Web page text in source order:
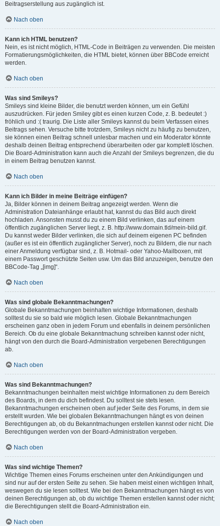
Beitragserstellung aus zugänglich ist.
Nach oben
Kann ich HTML benutzen?
Nein, es ist nicht möglich, HTML-Code in Beiträgen zu verwenden. Die meisten
Formatierungsmöglichkeiten, die HTML bietet, können über BBCode erreicht
werden.
Nach oben
Was sind Smileys?
Smileys sind kleine Bilder, die benutzt werden können, um ein Gefühl
auszudrücken. Für jeden Smiley gibt es einen kurzen Code, z. B. bedeutet :)
fröhlich und :( traurig. Die Liste aller Smileys kannst du beim Verfassen eines
Beitrags sehen. Versuche bitte trotzdem, Smileys nicht zu häufig zu benutzen,
sie können einen Beitrag schnell unlesbar machen und ein Moderator könnte
deshalb deinen Beitrag entsprechend überarbeiten oder gar komplett löschen.
Die Board-Administration kann auch die Anzahl der Smileys begrenzen, die du
in einem Beitrag benutzen kannst.
Nach oben
Kann ich Bilder in meine Beiträge einfügen?
Ja, Bilder können in deinem Beitrag angezeigt werden. Wenn die
Administration Dateianhänge erlaubt hat, kannst du das Bild auch direkt
hochladen. Ansonsten musst du zu einem Bild verlinken, das auf einem
öffentlich zugänglichen Server liegt, z. B. http://www.domain.tld/mein-bild.gif.
Du kannst weder Bilder verlinken, die sich auf deinem eigenen PC befinden
(außer es ist ein öffentlich zugänglicher Server), noch zu Bildern, die nur nach
einer Anmeldung verfügbar sind, z. B. Hotmail- oder Yahoo-Mailboxen, mit
einem Passwort geschützte Seiten usw. Um das Bild anzuzeigen, benutze den
BBCode-Tag „[img]“.
Nach oben
Was sind globale Bekanntmachungen?
Globale Bekanntmachungen beinhalten wichtige Informationen, deshalb
solltest du sie so bald wie möglich lesen. Globale Bekanntmachungen
erscheinen ganz oben in jedem Forum und ebenfalls in deinem persönlichen
Bereich. Ob du eine globale Bekanntmachung schreiben kannst oder nicht,
hängt von den durch die Board-Administration vergebenen Berechtigungen
ab.
Nach oben
Was sind Bekanntmachungen?
Bekanntmachungen beinhalten meist wichtige Informationen zu dem Bereich
des Boards, in dem du dich befindest. Du solltest sie stets lesen.
Bekanntmachungen erscheinen oben auf jeder Seite des Forums, in dem sie
erstellt wurden. Wie bei globalen Bekanntmachungen hängt es von deinen
Berechtigungen ab, ob du Bekanntmachungen erstellen kannst oder nicht. Die
Berechtigungen werden von der Board-Administration vergeben.
Nach oben
Was sind wichtige Themen?
Wichtige Themen eines Forums erscheinen unter den Ankündigungen und
sind nur auf der ersten Seite zu sehen. Sie haben meist einen wichtigen Inhalt,
weswegen du sie lesen solltest. Wie bei den Bekanntmachungen hängt es von
deinen Berechtigungen ab, ob du wichtige Themen erstellen kannst oder nicht;
die Berechtigungen stellt die Board-Administration ein.
Nach oben